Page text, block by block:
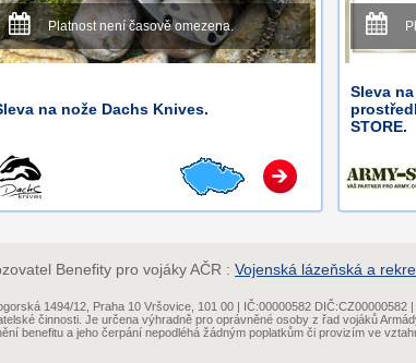
Platnost není časově omezena.
na nože Dachs Knives.
Sleva
STORE.
Benefity pro vojáky AČR : Vojenská lázeňská a
1494/12, Praha 10 Vršovice, 101 00 | IČ:00000582
činnosti. Je určena výhradně pro oprávněné osoby z řad vojáků
benefitu a jeho čerpání nepodléhá žádným poplatkům či provizím ve